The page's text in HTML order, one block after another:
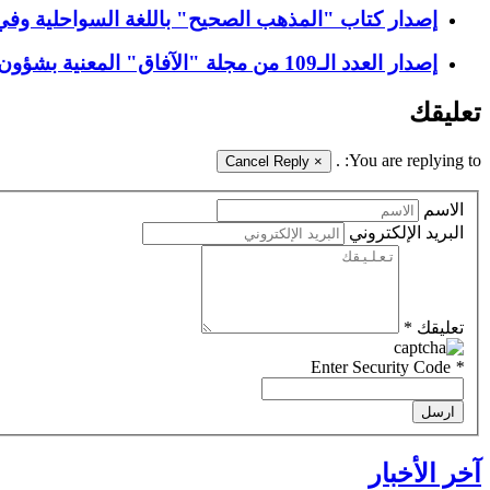
إصدار كتاب "المذهب الصحيح" باللغة السواحلية وفي
إصدار العدد الـ109 من مجلة "الآفاق" المعنية بشؤون الحوزة + رابط التحميل
تعليقك
You are replying to:
.
×
Cancel Reply
الاسم
البريد الإلكتروني
تعليقك *
*
ارسل
آخر الأخبار